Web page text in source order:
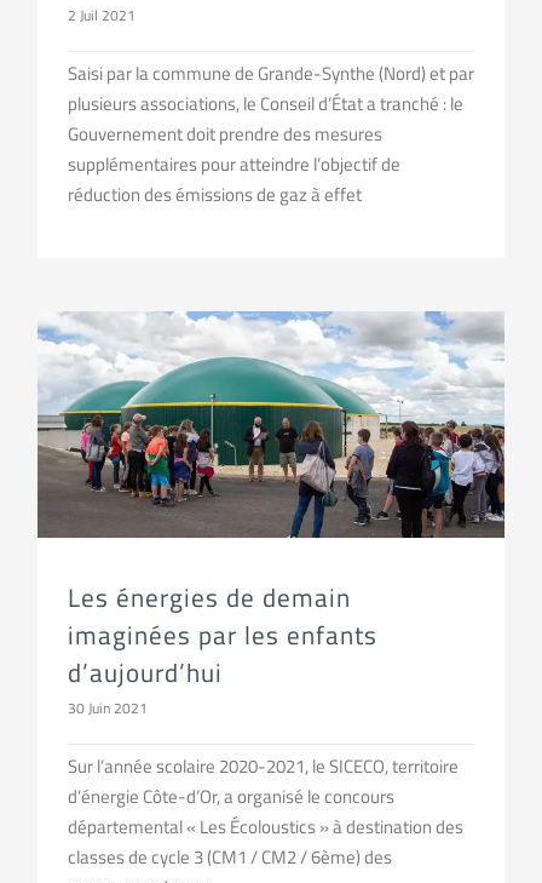
2 Juil 2021
Saisi par la commune de Grande-Synthe (Nord) et par
plusieurs associations, le Conseil d’État a tranché : le
Gouvernement doit prendre des mesures
supplémentaires pour atteindre l’objectif de
réduction des émissions de gaz à effet
Les énergies de demain
imaginées par les enfants
d’aujourd’hui
30 Juin 2021
Sur l’année scolaire 2020-2021, le SICECO, territoire
d’énergie Côte-d’Or, a organisé le concours
départemental « Les Écoloustics » à destination des
classes de cycle 3 (CM1 / CM2 / 6ème) des